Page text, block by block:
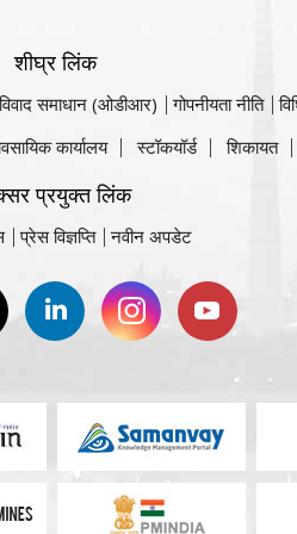
शीघ्र लिंक
समाधान (ओडीआर) गोपनीयता नीति
कार्यालय स्टॉकयॉर्ड शिकायत
प्रयुक्त लिंक
प्रेस विज्ञप्ति नवीन अपडेट